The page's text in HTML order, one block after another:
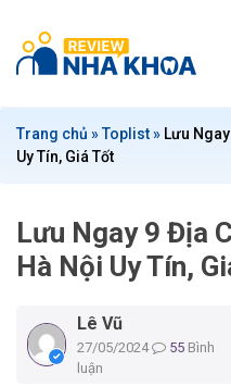
t
Trang chủ »Toplist» Lưu
Uy Tín, Giá Tốt
Lưu Ngay 9 Địa
Hà Nội Uy Tín,
Lê Vũ
27/05/2024 55 Bình
luận